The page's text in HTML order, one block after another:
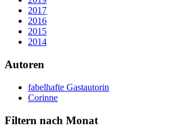
2017
2016
2015
2014
Autoren
fabelhafte Gastautorin
Corinne
Filtern nach Monat